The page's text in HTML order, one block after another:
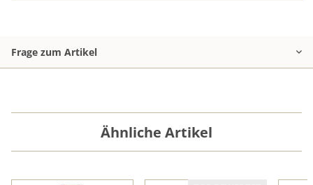
Frage zum Artikel
Ähnliche Artikel